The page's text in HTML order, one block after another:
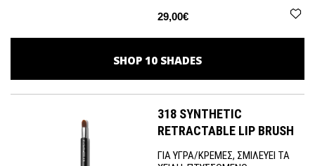
29,00€
SHOP 10 SHADES
318 SYNTHETIC
RETRACTABLE LIP BRUSH
ΓΙΑ ΥΓΡΑ/ΚΡΕΜΕΣ, ΣΜΙΛΕΥΕΙ ΤΑ